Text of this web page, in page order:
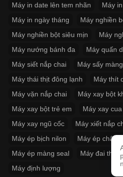
Máy in date lên tem nhãn
Máy
Máy in ngày tháng
Máy nghiền
Máy nghiền bột siêu mịn
Máy
Máy nướng bánh đa
Máy quấn
Máy siết nắp chai
Máy sấy
Máy thái thịt đông lạnh
Máy thít
Máy vặn nắp chai
Máy xay bột
Máy xay bột trẻ em
Máy xay cua
Máy xay ngũ cốc
Máy xiết nắp
Máy ép bịch nilon
Máy ép chân
Máy ép màng seal
Máy đai thùng
Máy định lượng